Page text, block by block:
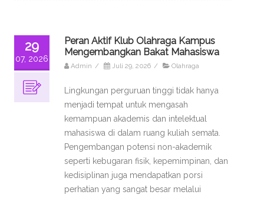
29
07, 2026
Peran Aktif Klub Olahraga Kampus
Mengembangkan Bakat Mahasiswa
Admin / Juli 29, 2026 / Olahraga
Lingkungan perguruan tinggi tidak hanya
menjadi tempat untuk mengasah
kemampuan akademis dan intelektual
mahasiswa di dalam ruang kuliah semata.
Pengembangan potensi non-akademik
seperti kebugaran fisik, kepemimpinan, dan
kedisiplinan juga mendapatkan porsi
perhatian yang sangat besar melalui